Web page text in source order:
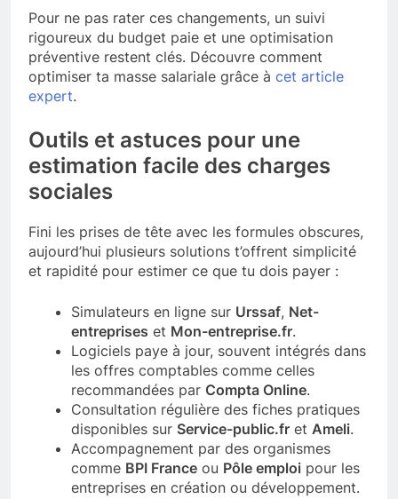
Pour ne pas rater ces changements, un suivi
rigoureux du budget paie et une optimisation
préventive restent clés. Découvre comment
optimiser ta masse salariale grâce à cet article
expert.
Outils et astuces pour une
estimation facile des charges
sociales
Fini les prises de tête avec les formules obscures,
aujourd’hui plusieurs solutions t’offrent simplicité
et rapidité pour estimer ce que tu dois payer :
Simulateurs en ligne sur Urssaf, Net-
entreprises et Mon-entreprise.fr.
Logiciels paye à jour, souvent intégrés dans
les offres comptables comme celles
recommandées par Compta Online.
Consultation régulière des fiches pratiques
disponibles sur Service-public.fr et Ameli.
Accompagnement par des organismes
comme BPI France ou Pôle emploi pour les
entreprises en création ou développement.